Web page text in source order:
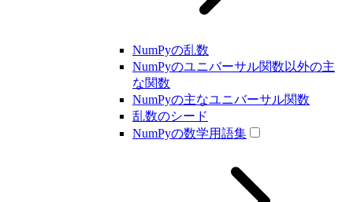
NumPyの乱数
NumPyのユニバーサル関数以外の主
な関数
NumPyの主なユニバーサル関数
乱数のシード
NumPyの数学用語集